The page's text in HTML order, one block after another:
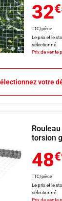
32
TTC/pièce
Le prix et le
sélectionné
Prix de vente
votre
torsion
48
TTC/pièce
Le prix et le
sélectionné
Prix de vente